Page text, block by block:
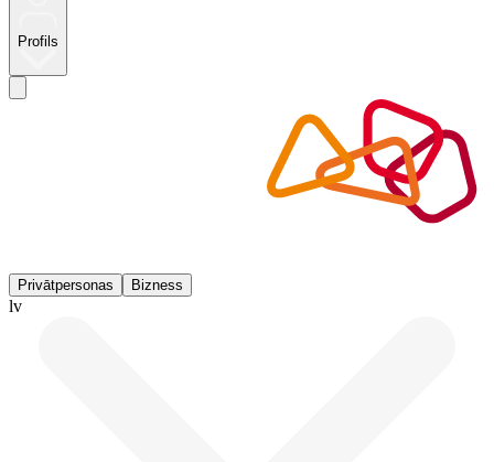
Profils
Privātpersonas Bizness
lv